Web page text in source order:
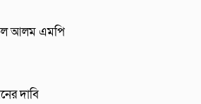
আলম এমপি
দাবি